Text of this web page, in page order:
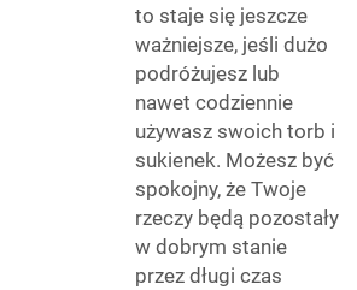
to staje się jeszcze
ważniejsze, jeśli dużo
podróżujesz lub
nawet codziennie
używasz swoich torb i
sukienek. Możesz być
spokojny, że Twoje
rzeczy będą pozostały
w dobrym stanie
przez długi czas